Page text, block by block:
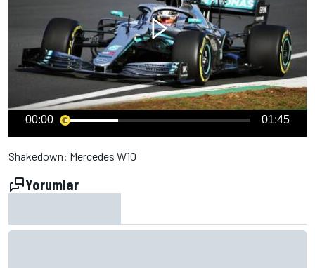
00:00 01:45
Shakedown: Mercedes W10
Yorumlar